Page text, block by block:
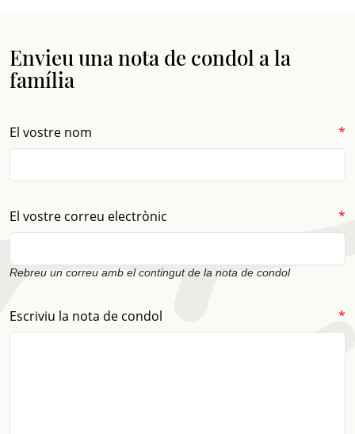
Envieu una nota de condol a la
família
El vostre nom *
(obligatori)
El vostre correu electrònic *
(obligatori)
Rebreu un correu amb el contingut de la nota de condol
Escriviu la nota de condol *
(obligatori)